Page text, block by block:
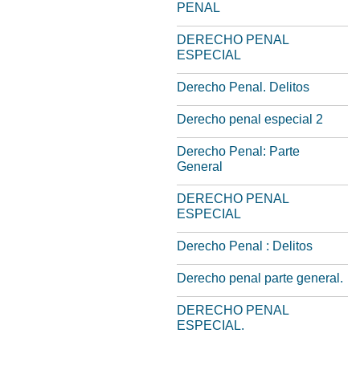
PENAL
DERECHO PENAL
ESPECIAL
Derecho Penal. Delitos
Derecho penal especial 2
Derecho Penal: Parte
General
DERECHO PENAL
ESPECIAL
Derecho Penal : Delitos
Derecho penal parte general.
DERECHO PENAL
ESPECIAL.